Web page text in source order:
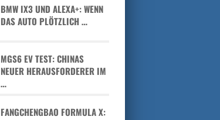
BMW IX3 UND ALEXA+: WENN
DAS AUTO PLÖTZLICH …
MGS6 EV TEST: CHINAS
NEUER HERAUSFORDERER IM
…
FANGCHENGBAO FORMULA X: